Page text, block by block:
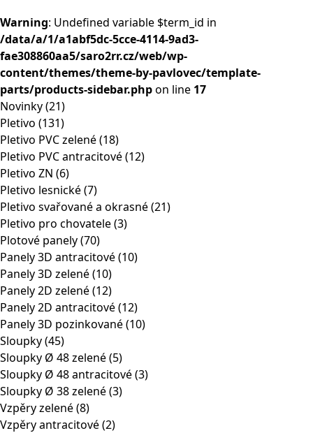
Warning: Undefined variable $term_id in
/data/a/1/a1abf5dc-5cce-4114-9ad3-
fae308860aa5/saro2rr.cz/web/wp-
content/themes/theme-by-pavlovec/template-
parts/products-sidebar.phpon line 17
Novinky(21)
Pletivo (131)
Pletivo PVC zelené(18)
Pletivo PVC antracitové(12)
Pletivo ZN (6)
Pletivo lesnické(7)
Pletivo svařované a okrasné(21)
Pletivo pro chovatele(3)
Plotové panely(70)
Panely 3D antracitové(10)
Panely 3D zelené(10)
Panely 2D zelené(12)
Panely 2D antracitové(12)
Panely 3D pozinkované(10)
Sloupky(45)
Sloupky Ø 48 zelené(5)
Sloupky Ø 48 antracitové(3)
Sloupky Ø 38 zelené(3)
Vzpěry zelené(8)
Vzpěry antracitové(2)